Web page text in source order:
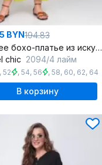
BYN194.83
Летнее бохо-платье из искусственного льна с ассиметрией
chic 2094/4 лайм
, 52 , 54, 56 , 58, 60, 62, 64
В корзину